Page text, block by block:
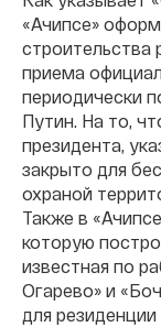
«Ачипсе»
приема
периодически
Путин. На то,
президента,
закрыто для
охраной
Также в
которую
известная по
Огарево» и
для